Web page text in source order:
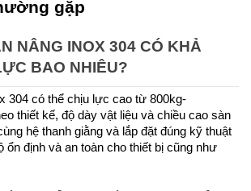
gặp
NÂNG INOX 304 CÓ KHẢ
BAO NHIÊU?
304 có thể chịu lực cao từ 800kg-
thiết kế, độ dày vật liệu và chiều cao sàn
hệ thanh giằng và lắp đặt đúng kỹ thuật
ổn định và an toàn cho thiết bị cũng như